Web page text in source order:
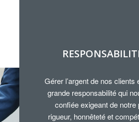
Gérer l’argent de nos clients
grande responsabilité qui
confiée exigeant de notre
rigueur, honnêteté et